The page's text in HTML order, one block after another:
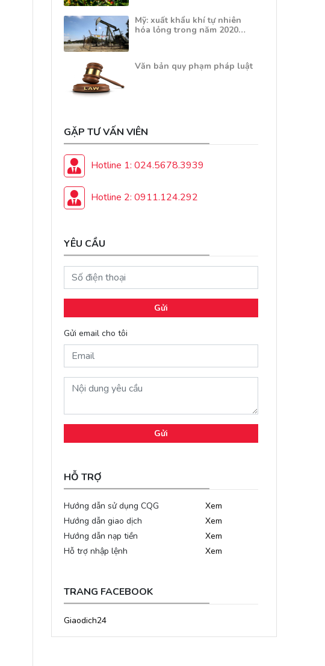
Mỹ: xuất khẩu khí tự nhiên
hóa lỏng trong năm 2020…
Văn bản quy phạm pháp luật
GẶP TƯ VẤN VIÊN
Hotline 1: 024.5678.3939
Hotline 2: 0911.124.292
YÊU CẦU
Gửi
Gửi email cho tôi
Gửi
HỖ TRỢ
Hướng dẫn sử dụng CQG
Xem
Hướng dẫn giao dịch
Xem
Hướng dẫn nạp tiền
Xem
Hỗ trợ nhập lệnh
Xem
TRANG FACEBOOK
Giaodich24